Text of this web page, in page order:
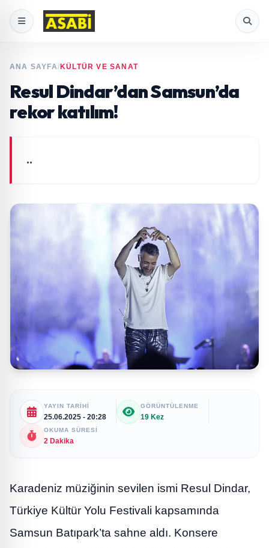
ANA SAYFA/ KÜLTÜR VE SANAT
Resul Dindar’dan Samsun’da
rekor katılım!
..
YAYIN TARIHI
25.06.2025 - 20:28
GÖRÜNTÜLENME
19 Kez
OKUMA SÜRESI
2 Dakika
Karadeniz müziğinin sevilen ismi Resul Dindar,
Türkiye Kültür Yolu Festivali kapsamında
Samsun Batıpark’ta sahne aldı. Konsere